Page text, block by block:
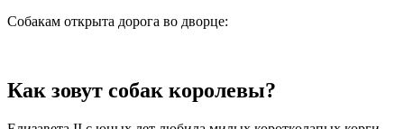
Собакам открыта дорога во дворце:
Как зовут собак королевы?